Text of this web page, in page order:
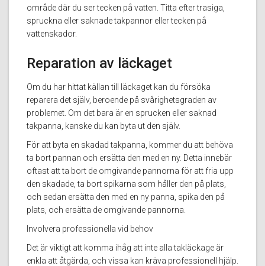
område där du ser tecken på vatten. Titta efter trasiga,
spruckna eller saknade takpannor eller tecken på
vattenskador.
Reparation av läckaget
Om du har hittat källan till läckaget kan du försöka
reparera det själv, beroende på svårighetsgraden av
problemet. Om det bara är en sprucken eller saknad
takpanna, kanske du kan byta ut den själv.
För att byta en skadad takpanna, kommer du att behöva
ta bort pannan och ersätta den med en ny. Detta innebär
oftast att ta bort de omgivande pannorna för att fria upp
den skadade, ta bort spikarna som håller den på plats,
och sedan ersätta den med en ny panna, spika den på
plats, och ersätta de omgivande pannorna.
Involvera professionella vid behov
Det är viktigt att komma ihåg att inte alla takläckage är
enkla att åtgärda, och vissa kan kräva professionell hjälp.